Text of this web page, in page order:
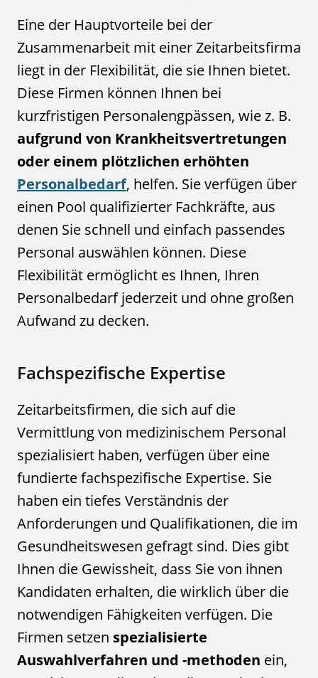
Eine der Hauptvorteile bei der
Zusammenarbeit mit einer Zeitarbeitsfirma
liegt in der Flexibilität, die sie Ihnen bietet.
Diese Firmen können Ihnen bei
kurzfristigen Personalengpässen, wie z. B.
aufgrund von Krankheitsvertretungen
oder einem plötzlichen erhöhten
Personalbedarf, helfen. Sie verfügen über
einen Pool qualifizierter Fachkräfte, aus
denen Sie schnell und einfach passendes
Personal auswählen können. Diese
Flexibilität ermöglicht es Ihnen, Ihren
Personalbedarf jederzeit und ohne großen
Aufwand zu decken.
Fachspezifische Expertise
Zeitarbeitsfirmen, die sich auf die
Vermittlung von medizinischem Personal
spezialisiert haben, verfügen über eine
fundierte fachspezifische Expertise. Sie
haben ein tiefes Verständnis der
Anforderungen und Qualifikationen, die im
Gesundheitswesen gefragt sind. Dies gibt
Ihnen die Gewissheit, dass Sie von ihnen
Kandidaten erhalten, die wirklich über die
notwendigen Fähigkeiten verfügen. Die
Firmen setzen spezialisierte
Auswahlverfahren und -methoden ein,